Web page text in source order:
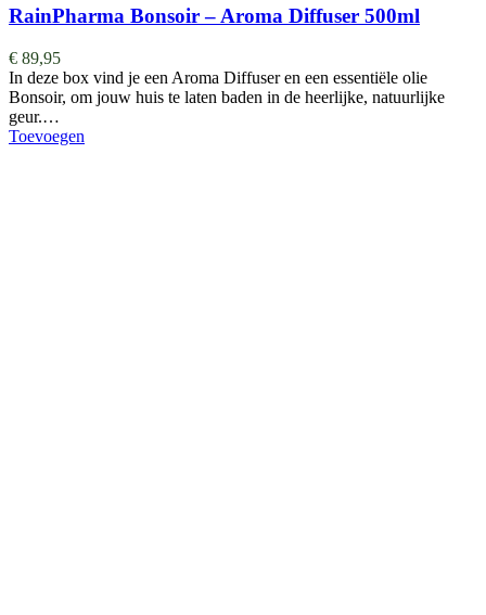
RainPharma Bonsoir – Aroma Diffuser 500ml
€ 89,95
In deze box vind je een Aroma Diffuser en een essentiële olie
Bonsoir, om jouw huis te laten baden in de heerlijke, natuurlijke
geur.…
Toevoegen